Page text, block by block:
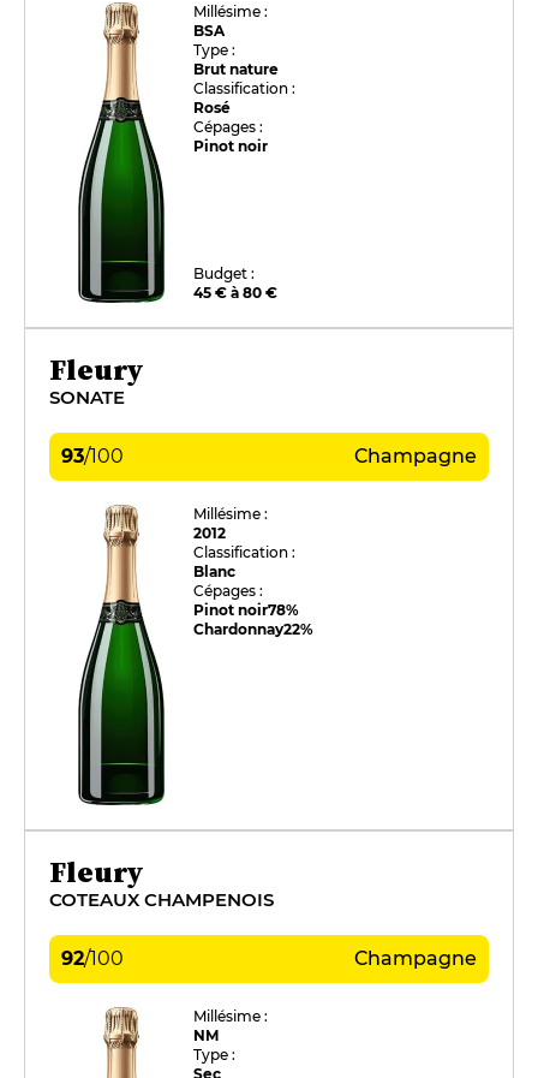
Millésime :
BSA
Type :
Brut nature
Classification :
Rosé
Cépages :
Pinot noir
Budget :
45 € à 80 €
Fleury
SONATE
93/100 Champagne
Millésime :
2012
Classification :
Blanc
Cépages :
Pinot noir78%
Chardonnay22%
Fleury
COTEAUX CHAMPENOIS
92/100 Champagne
Millésime :
NM
Type :
Sec